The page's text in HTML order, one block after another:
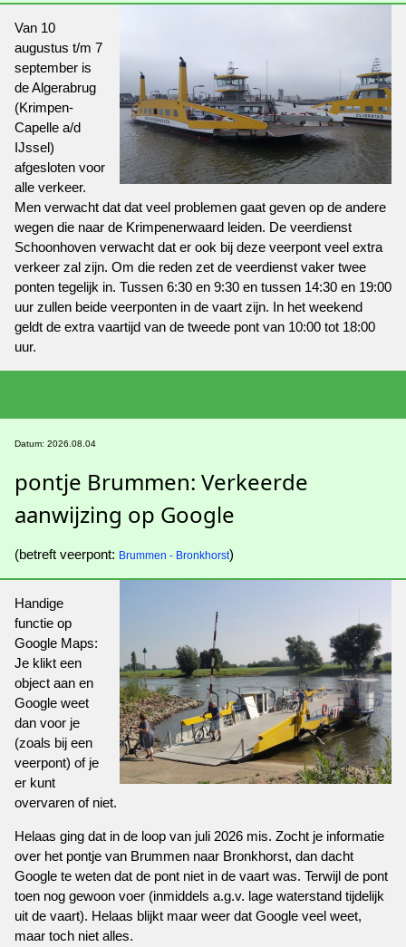
Van 10
augustus t/m 7
september is
de Algerabrug
(Krimpen-
Capelle a/d
IJssel)
afgesloten voor
alle verkeer.
Men verwacht dat dat veel problemen gaat geven op de andere
wegen die naar de Krimpenerwaard leiden. De veerdienst
Schoonhoven verwacht dat er ook bij deze veerpont veel extra
verkeer zal zijn. Om die reden zet de veerdienst vaker twee
ponten tegelijk in. Tussen 6:30 en 9:30 en tussen 14:30 en 19:00
uur zullen beide veerponten in de vaart zijn. In het weekend
geldt de extra vaartijd van de tweede pont van 10:00 tot 18:00
uur.
Datum: 2026.08.04
pontje Brummen: Verkeerde
aanwijzing op Google
(betreft veerpont: Brummen - Bronkhorst)
Handige
functie op
Google Maps:
Je klikt een
object aan en
Google weet
dan voor je
(zoals bij een
veerpont) of je
er kunt
overvaren of niet.
Helaas ging dat in de loop van juli 2026 mis. Zocht je informatie
over het pontje van Brummen naar Bronkhorst, dan dacht
Google te weten dat de pont niet in de vaart was. Terwijl de pont
toen nog gewoon voer (inmiddels a.g.v. lage waterstand tijdelijk
uit de vaart). Helaas blijkt maar weer dat Google veel weet,
maar toch niet alles.